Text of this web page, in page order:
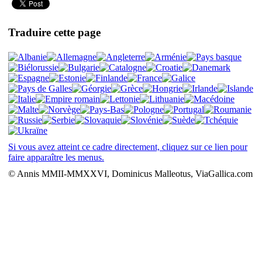
Traduire cette page
Si vous avez atteint ce cadre directement, cliquez sur ce lien pour
faire apparaître les menus.
© Annis MMII-MMXXVI, Dominicus Malleotus, ViaGallica.com